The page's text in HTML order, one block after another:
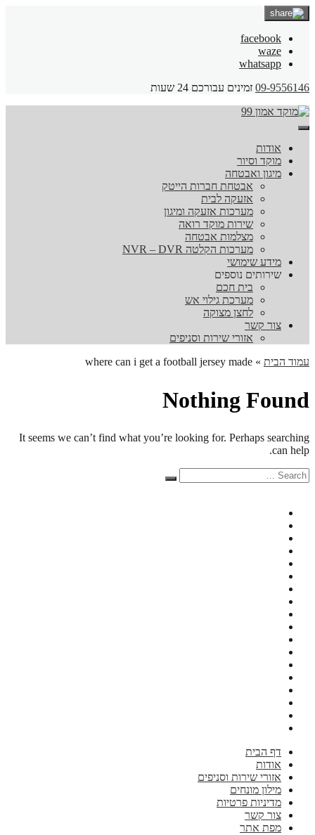
facebook
waze
whatsapp
09-9556146 זמינים עבורכם 24 שעות
אודות
מוקד וסיור
מיגון ואבטחה
אבטחת חברות הייטק
אזעקה לבית
מערכות אזעקה ומיגון
שירות מוקד רואה
מצלמות אבטחה
מערכות הקלטה NVR – DVR
מידע שימושי
שירותים נוספים
בית חכם
מערכת גילוי אש
לחצן מצוקה
צור קשר
אזורי שירות וסניפים
עמוד הבית »
where can i get a football jersey made
Nothing Found
It seems we can’t find what you’re looking for. Perhaps searching
can help.
Search
for:
Search
דף הבית
אודות
אזורי שירות וסניפים
מילון מונחים
מדיניות פרטיות
צור קשר
מפת אתר